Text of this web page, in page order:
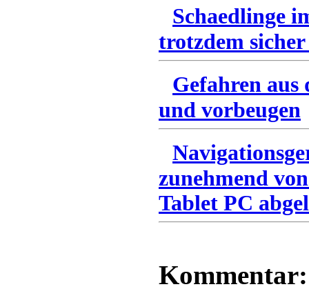
Schaedlinge
trotzdem
Gefahren
und vorbeugen
zunehmend
Tablet PC
Kommentar: